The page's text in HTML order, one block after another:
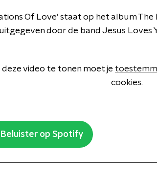
Of Love' staat op het album
door de band Jesus Loves
deze video te tonen moet je
cookies.
Beluister op Spotify